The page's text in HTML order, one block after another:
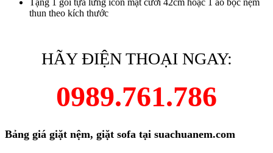
Tặng 1 gối tựa lưng icon mặt cười 42cm hoặc 1 áo bọc nệm
thun theo kích thước
HÃY ĐIỆN THOẠI NGAY:
0989.761.786
Bảng giá giặt nệm, giặt sofa tại suachuanem.com